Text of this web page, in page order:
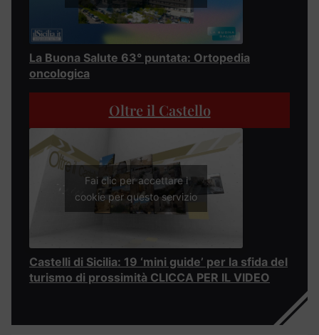
La Buona Salute 63° puntata: Ortopedia
oncologica
Oltre il Castello
Fai clic per accettare i
cookie per questo servizio
Castelli di Sicilia: 19 ‘mini guide’ per la sfida del
turismo di prossimità CLICCA PER IL VIDEO